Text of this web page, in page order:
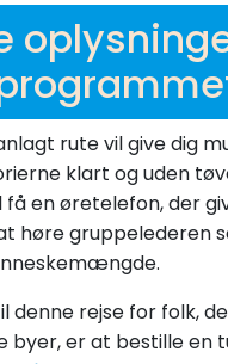
rute vil give dig
klart og uden
få en øretelefon, der
høre gruppelederen
denne rejse for folk,
byer, er at bestille en